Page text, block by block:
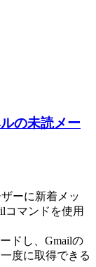
の未読メー
ーに新着メッ
コマンドを使用
ドし、Gmailの
度に取得できる